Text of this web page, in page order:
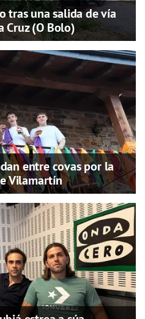
tras una salida de vía
Cruz (O Bolo)
entre covas por la
Vilamartín